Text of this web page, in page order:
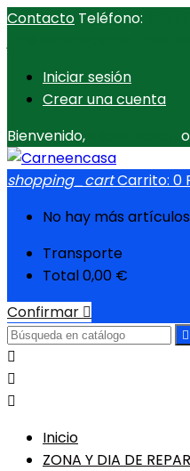
Contacto Teléfono:
Iniciar sesión
Crear una cuenta
Bienvenido,
o
shopping_cartCarrito: 0
No hay más
Transporte
Total0,00 €
Confirmar 




Inicio
ZONA Y DIA DE